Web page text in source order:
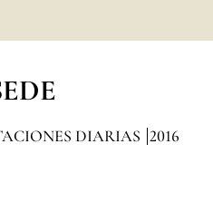
DIARIAS 2016